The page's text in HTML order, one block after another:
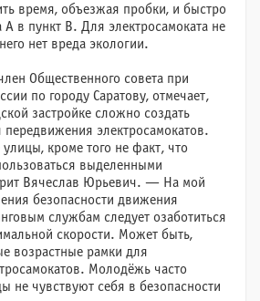
время, объезжая пробки, и быстро
А в пункт В. Для электросамоката не
нет вреда экологии.
Общественного совета при
по городу Саратову, отмечает,
застройке сложно создать
передвижения электросамокатов.
кроме того не факт, что
выделенными
Вячеслав Юрьевич. — На мой
безопасности движения
службам следует озаботиться
скорости. Может быть,
возрастные рамки для
Молодёжь часто
не чувствуют себя в безопасности